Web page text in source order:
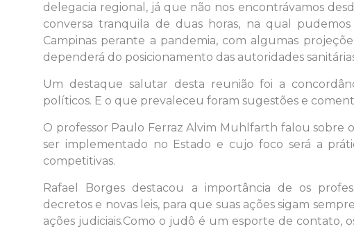
delegacia regional, já que não nos encontrávamos
conversa tranquila de duas horas, na qual
Campinas perante a pandemia, com algumas
dependerá do posicionamento das autoridades
Um destaque salutar desta reunião foi a
políticos. E o que prevaleceu foram sugestões e
O professor Paulo Ferraz Alvim Muhlfarth falou sobre
ser implementado no Estado e cujo foco será a
competitivas.
Rafael Borges destacou a importância de os
decretos e novas leis, para que suas ações sigam
ações judiciais.Como o judô é um esporte de contato,